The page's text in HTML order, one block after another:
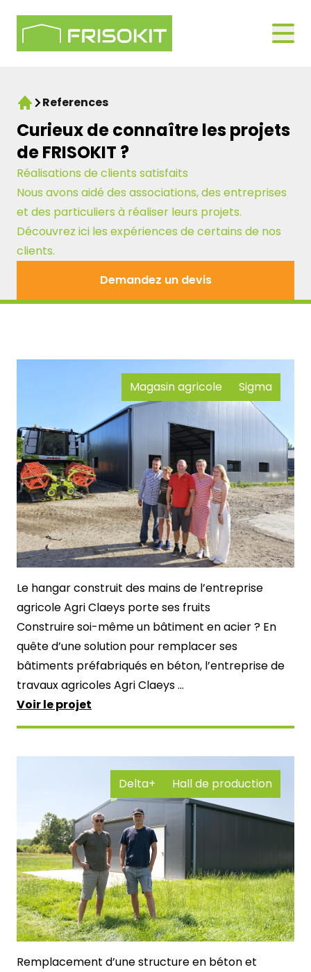
Logo Frisokit 2-1
Home
References
Curieux de connaître les projets
de FRISOKIT ?
Réalisations de clients satisfaits
Nous avons aidé des associations, des entreprises
et des particuliers à réaliser leurs projets.
Découvrez ici les expériences de certains de nos
clients.
Demandez un devis
Demandez un devis
Magasin agricole Sigma
Le hangar construit des mains de l’entreprise
agricole Agri Claeys porte ses fruits
Construire soi-même un bâtiment en acier ? En
quête d’une solution pour remplacer ses
bâtiments préfabriqués en béton, l’entreprise de
travaux agricoles Agri Claeys ...
Voir le projet
Delta+ Hall de production
Remplacement d’une structure en béton et